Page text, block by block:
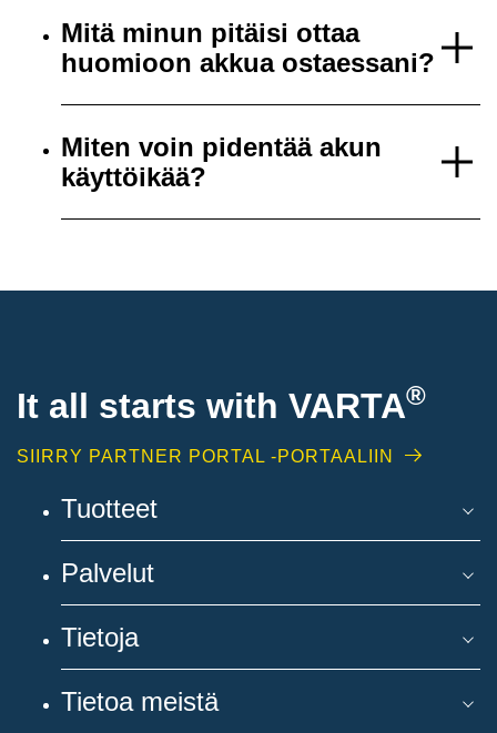
Mitä minun pitäisi ottaa
huomioon akkua ostaessani?
Miten voin pidentää akun
käyttöikää?
It all starts with VARTA®
SIIRRY PARTNER PORTAL -PORTAALIIN
Tuotteet
Palvelut
Tietoja
Tietoa meistä